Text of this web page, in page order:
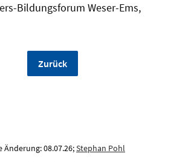
Bildungsforum Weser-Ems,
Zurück
Änderung: 08.07.26;Stephan Pohl